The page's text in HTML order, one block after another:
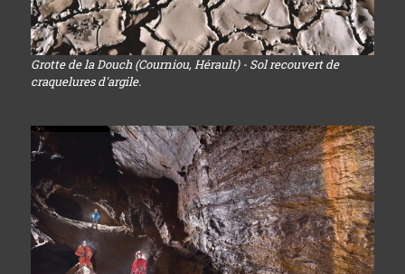
Grotte de la Douch (Courniou, Hérault) - Sol recouvert de
craquelures d'argile.